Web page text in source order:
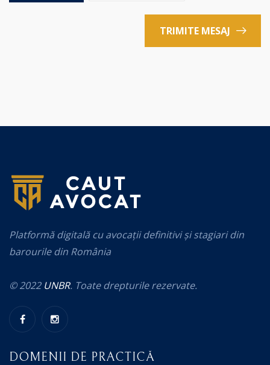
TRIMITE MESAJ
Platformă digitală cu avocații definitivi și stagiari din
barourile din România
© 2022 UNBR. Toate drepturile rezervate.
DOMENII DE PRACTICĂ